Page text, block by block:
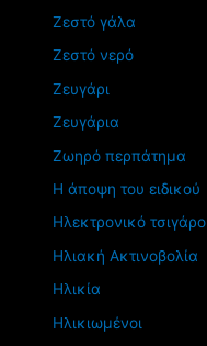
Ζεστό γάλα
Ζεστό νερό
Ζευγάρι
Ζευγάρια
Ζωηρό περπάτημα
Η άποψη του ειδικού
Ηλεκτρονικό τσιγάρο
Ηλιακή Ακτινοβολία
Ηλικία
Ηλικιωμένοι